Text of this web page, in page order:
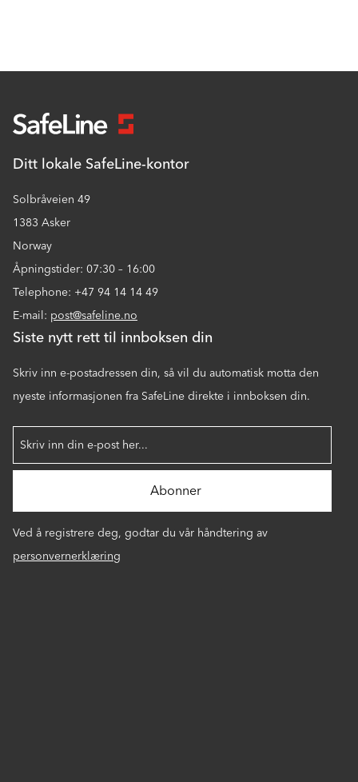
Ditt lokale SafeLine-kontor
Solbråveien 49
1383 Asker
Norway
Åpningstider: 07:30 – 16:00
Telephone: +47 94 14 14 49
E-mail: post@safeline.no
Siste nytt rett til innboksen din
Skriv inn e-postadressen din, så vil du automatisk motta den
nyeste informasjonen fra SafeLine direkte i innboksen din.
Ved å registrere deg, godtar du vår håndtering av
personvernerklæring